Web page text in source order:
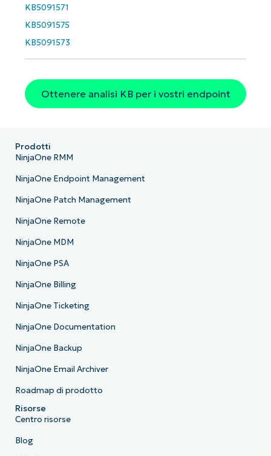
KB5091571
KB5091575
KB5091573
Ottenere analisi KB per i vostri endpoint
Prodotti
NinjaOne RMM
NinjaOne Endpoint Management
NinjaOne Patch Management
NinjaOne Remote
NinjaOne MDM
NinjaOne PSA
NinjaOne Billing
NinjaOne Ticketing
NinjaOne Documentation
NinjaOne Backup
NinjaOne Email Archiver
Roadmap di prodotto
Risorse
Centro risorse
Blog